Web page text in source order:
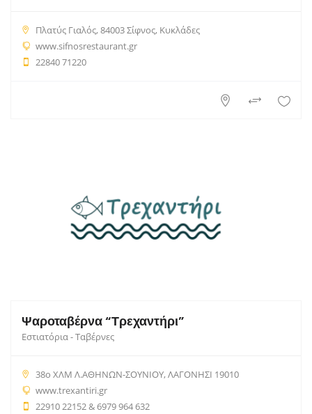
Πλατύς Γιαλός, 84003 Σίφνος, Κυκλάδες
www.sifnosrestaurant.gr
22840 71220
Ψαροταβέρνα “Τρεχαντήρι”
Εστιατόρια - Ταβέρνες
38ο ΧΛΜ Λ.ΑΘΗΝΩΝ-ΣΟΥΝΙΟΥ, ΛΑΓΟΝΗΣΙ 19010
www.trexantiri.gr
22910 22152 & 6979 964 632